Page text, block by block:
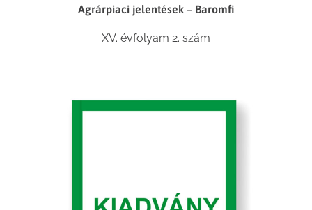
Agrárpiaci jelentések – Baromfi
XV. évfolyam 2. szám